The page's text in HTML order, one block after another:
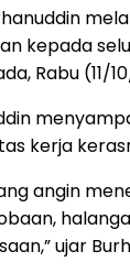
kepada
Rabu (11/
kerja
angin
ujar